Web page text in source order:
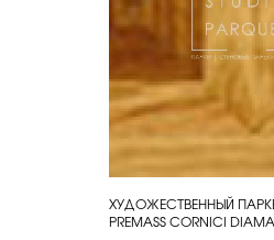
КУПИТЬ
ХУДОЖЕСТВЕННЫЙ ПАРКЕТ
PREMASS CORNICI